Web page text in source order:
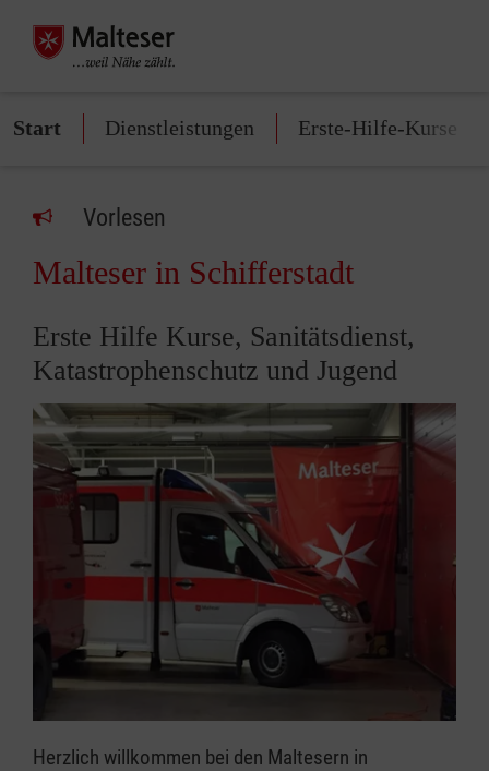
Start Dienstleistungen Erste-Hilfe-Kurse
Vorlesen
Malteser in Schifferstadt
Erste Hilfe Kurse, Sanitätsdienst,
Katastrophenschutz und Jugend
Herzlich willkommen bei den Maltesern in